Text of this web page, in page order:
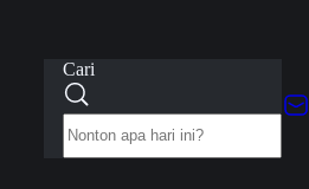
Cari